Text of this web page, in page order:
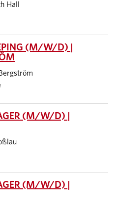
Hall
(M/W/D) |
(M/W/D) |
(M/W/D) |